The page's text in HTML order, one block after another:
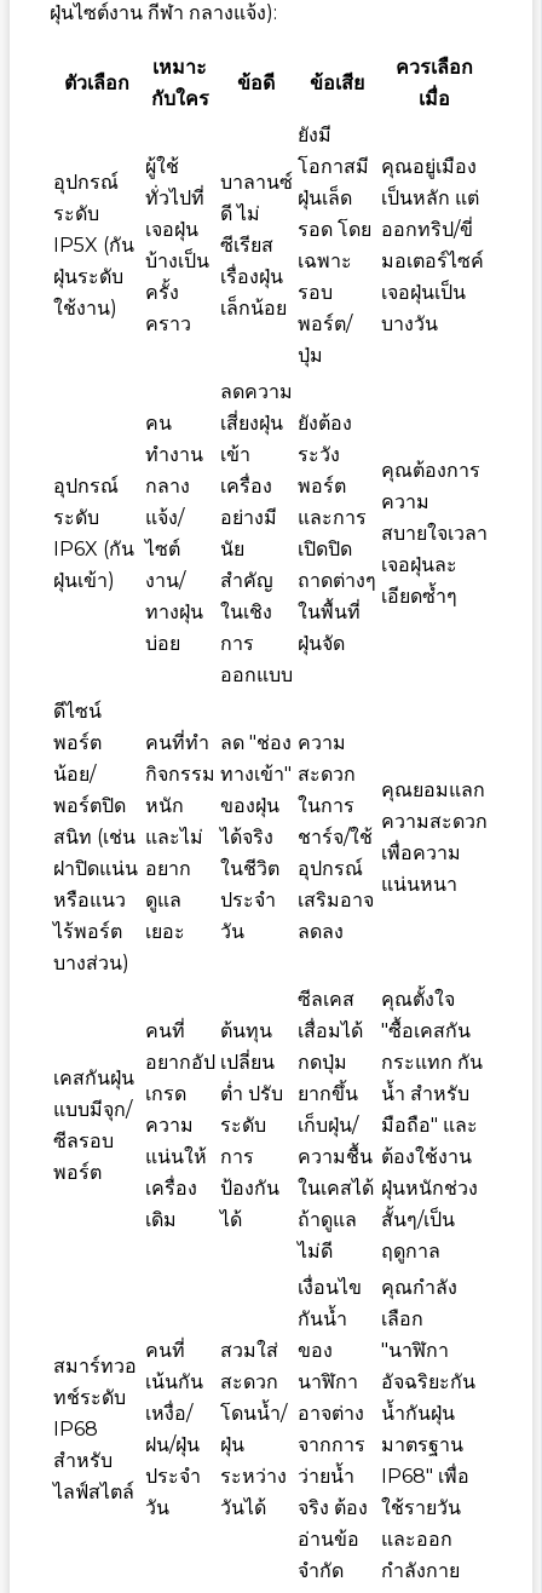
ฝุ่นไซต์งาน กีฬา กลางแจ้ง):
ตัวเลือก
เหมาะ
กับใคร
ข้อดี ข้อเสีย
ควรเลือก
เมื่อ
อุปกรณ์
ระดับ
IP5X (กัน
ฝุ่นระดับ
ใช้งาน)
ผู้ใช้
ทั่วไปที่
เจอฝุ่น
บ้างเป็น
ครั้ง
คราว
บาลานซ์
ดี ไม่
ซีเรียส
เรื่องฝุ่น
เล็กน้อย
ยังมี
โอกาสมี
ฝุ่นเล็ด
รอด โดย
เฉพาะ
รอบ
พอร์ต/
ปุ่ม
คุณอยู่เมือง
เป็นหลัก แต่
ออกทริป/ขี่
มอเตอร์ไซค์
เจอฝุ่นเป็น
บางวัน
อุปกรณ์
ระดับ
IP6X (กัน
ฝุ่นเข้า)
คน
ทำงาน
กลาง
แจ้ง/
ไซต์
งาน/
ทางฝุ่น
บ่อย
ลดความ
เสี่ยงฝุ่น
เข้า
เครื่อง
อย่างมี
นัย
สำคัญ
ในเชิง
การ
ออกแบบ
ยังต้อง
ระวัง
พอร์ต
และการ
เปิดปิด
ถาดต่างๆ
ในพื้นที่
ฝุ่นจัด
คุณต้องการ
ความ
สบายใจเวลา
เจอฝุ่นละ
เอียดซ้ำๆ
ดีไซน์
พอร์ต
น้อย/
พอร์ตปิด
สนิท (เช่น
ฝาปิดแน่น
หรือแนว
ไร้พอร์ต
บางส่วน)
คนที่ทำ
กิจกรรม
หนัก
และไม่
อยาก
ดูแล
เยอะ
ลด "ช่อง
ทางเข้า"
ของฝุ่น
ได้จริง
ในชีวิต
ประจำ
วัน
ความ
สะดวก
ในการ
ชาร์จ/ใช้
อุปกรณ์
เสริมอาจ
ลดลง
คุณยอมแลก
ความสะดวก
เพื่อความ
แน่นหนา
เคสกันฝุ่น
แบบมีจุก/
ซีลรอบ
พอร์ต
คนที่
อยากอัป
เกรด
ความ
แน่นให้
เครื่อง
เดิม
ต้นทุน
เปลี่ยน
ต่ำ ปรับ
ระดับ
การ
ป้องกัน
ได้
ซีลเคส
เสื่อมได้
กดปุ่ม
ยากขึ้น
เก็บฝุ่น/
ความชื้น
ในเคสได้
ถ้าดูแล
ไม่ดี
คุณตั้งใจ
"ซื้อเคสกัน
กระแทก กัน
น้ำ สำหรับ
มือถือ" และ
ต้องใช้งาน
ฝุ่นหนักช่วง
สั้นๆ/เป็น
ฤดูกาล
สมาร์ทวอ
ทช์ระดับ
IP68
สำหรับ
ไลฟ์สไตล์
คนที่
เน้นกัน
เหงื่อ/
ฝน/ฝุ่น
ประจำ
วัน
สวมใส่
สะดวก
โดนน้ำ/
ฝุ่น
ระหว่าง
วันได้
เงื่อนไข
กันน้ำ
ของ
นาฬิกา
อาจต่าง
จากการ
ว่ายน้ำ
จริง ต้อง
อ่านข้อ
จำกัด
คุณกำลัง
เลือก
"นาฬิกา
อัจฉริยะกัน
น้ำกันฝุ่น
มาตรฐาน
IP68" เพื่อ
ใช้รายวัน
และออก
กำลังกาย